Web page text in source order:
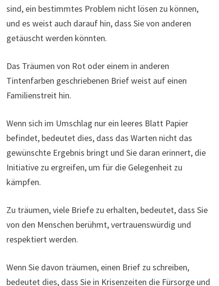
sind, ein bestimmtes Problem nicht lösen zu können,
und es weist auch darauf hin, dass Sie von anderen
getäuscht werden könnten.
Das Träumen von Rot oder einem in anderen
Tintenfarben geschriebenen Brief weist auf einen
Familienstreit hin.
Wenn sich im Umschlag nur ein leeres Blatt Papier
befindet, bedeutet dies, dass das Warten nicht das
gewünschte Ergebnis bringt und Sie daran erinnert, die
Initiative zu ergreifen, um für die Gelegenheit zu
kämpfen.
Zu träumen, viele Briefe zu erhalten, bedeutet, dass Sie
von den Menschen berühmt, vertrauenswürdig und
respektiert werden.
Wenn Sie davon träumen, einen Brief zu schreiben,
bedeutet dies, dass Sie in Krisenzeiten die Fürsorge und